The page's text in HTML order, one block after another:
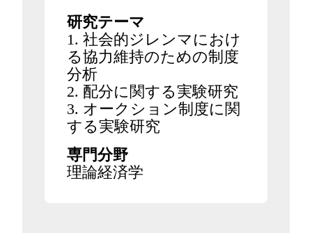
研究テーマ
1. 社会的ジレンマにおけ
る協力維持のための制度
分析
2. 配分に関する実験研究
3. オークション制度に関
する実験研究
専門分野
理論経済学